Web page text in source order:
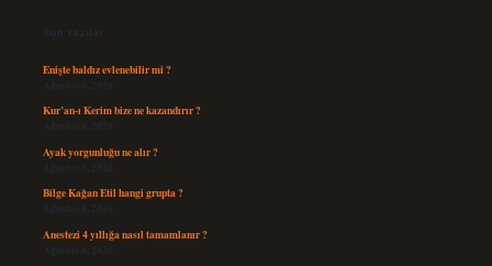
Son Yazılar
Enişte baldız evlenebilir mi ?
Ağustos 6, 2026
Kur’an-ı Kerim bize ne kazandırır ?
Ağustos 6, 2026
Ayak yorgunluğu ne alır ?
Ağustos 5, 2026
Bilge Kağan Etil hangi grupta ?
Ağustos 4, 2026
Anestezi 4 yıllığa nasıl tamamlanır ?
Ağustos 4, 2026